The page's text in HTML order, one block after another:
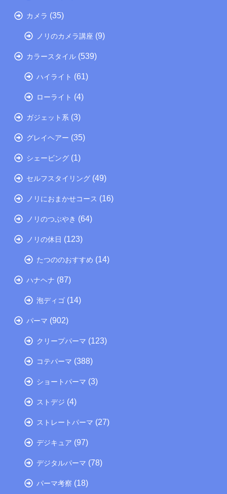
カメラ (35)
ノリのカメラ講座 (9)
カラースタイル (539)
ハイライト (61)
ローライト (4)
ガジェット系 (3)
グレイヘアー (35)
シェービング (1)
セルフスタイリング (49)
ノリにおまかせコース (16)
ノリのつぶやき (64)
ノリの休日 (123)
たつののおすすめ (14)
ハナヘナ (87)
泡ディゴ (14)
パーマ (902)
クリープパーマ (123)
コテパーマ (388)
ショートパーマ (3)
ストデジ (4)
ストレートパーマ (27)
デジキュア (97)
デジタルパーマ (78)
パーマ考察 (18)